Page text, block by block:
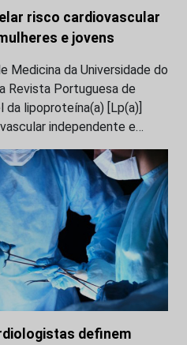
risco cardiovascular
e jovens
Medicina da Universidade do
Revista Portuguesa de
da lipoproteína(a) [Lp(a)]
independente e…
definem